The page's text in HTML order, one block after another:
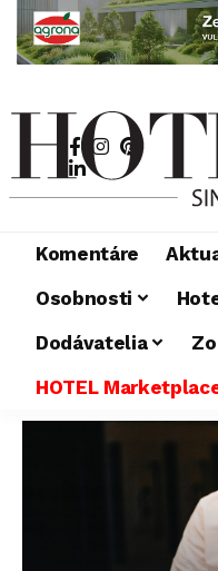
Komentáre
Osobnosti
Dodávatelia
HOTEL